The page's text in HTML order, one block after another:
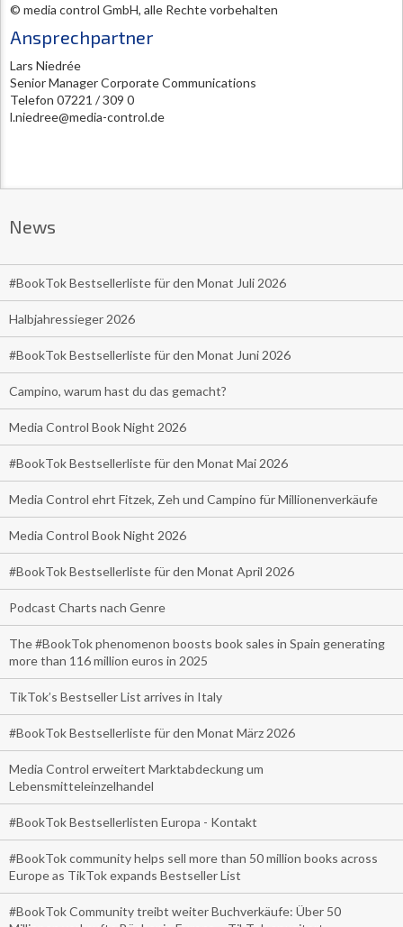
© media control GmbH, alle Rechte vorbehalten
Ansprechpartner
Lars Niedrée
Senior Manager Corporate Communications
Telefon 07221 / 309 0
l.niedree@media-control.de
News
#BookTok Bestsellerliste für den Monat Juli 2026
Halbjahressieger 2026
#BookTok Bestsellerliste für den Monat Juni 2026
Campino, warum hast du das gemacht?
Media Control Book Night 2026
#BookTok Bestsellerliste für den Monat Mai 2026
Media Control ehrt Fitzek, Zeh und Campino für Millionenverkäufe
Media Control Book Night 2026
#BookTok Bestsellerliste für den Monat April 2026
Podcast Charts nach Genre
The #BookTok phenomenon boosts book sales in Spain generating
more than 116 million euros in 2025
TikTok’s Bestseller List arrives in Italy
#BookTok Bestsellerliste für den Monat März 2026
Media Control erweitert Marktabdeckung um
Lebensmitteleinzelhandel
#BookTok Bestsellerlisten Europa - Kontakt
#BookTok community helps sell more than 50 million books across
Europe as TikTok expands Bestseller List
#BookTok Community treibt weiter Buchverkäufe: Über 50